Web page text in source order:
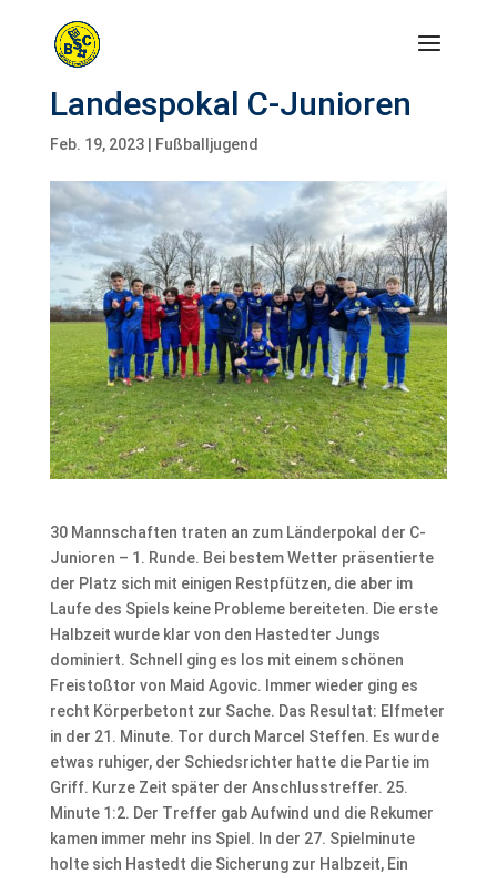
Landespokal C-Junioren
Feb. 19, 2023| Fußballjugend
30 Mannschaften traten an zum Länderpokal der C-
Junioren – 1. Runde. Bei bestem Wetter präsentierte
der Platz sich mit einigen Restpfützen, die aber im
Laufe des Spiels keine Probleme bereiteten. Die erste
Halbzeit wurde klar von den Hastedter Jungs
dominiert. Schnell ging es los mit einem schönen
Freistoßtor von Maid Agovic. Immer wieder ging es
recht Körperbetont zur Sache. Das Resultat: Elfmeter
in der 21. Minute. Tor durch Marcel Steffen. Es wurde
etwas ruhiger, der Schiedsrichter hatte die Partie im
Griff. Kurze Zeit später der Anschlusstreffer. 25.
Minute 1:2. Der Treffer gab Aufwind und die Rekumer
kamen immer mehr ins Spiel. In der 27. Spielminute
holte sich Hastedt die Sicherung zur Halbzeit, Ein